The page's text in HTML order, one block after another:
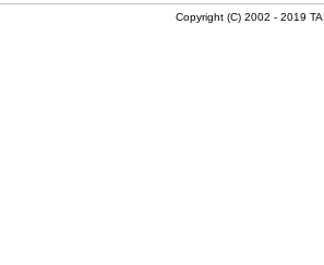
Copyright (C) 2002 - 2019